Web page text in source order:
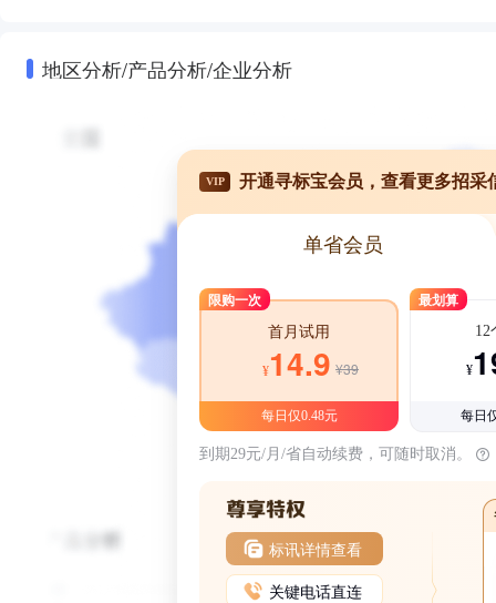
地区分析/产品分析/企业分析
VIP 开通寻标宝会员，查看更多招采
单省会员
限购一次
首月试用
¥14.9 ¥39
每日仅0.48元
最划算
12
¥
每日
到期29元/月/省自动续费，可随时取消。
标讯详情查看
关键电话直连